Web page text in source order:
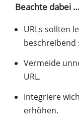
Beachte dabei …
URLs sollten
beschreibend
Vermeide
URL.
Integriere
erhöhen.